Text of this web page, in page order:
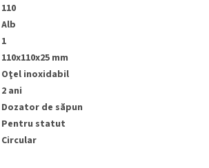
110
Alb
1
110x110x25 mm
Oţel inoxidabil
2 ani
Dozator de săpun
Pentru statut
Circular